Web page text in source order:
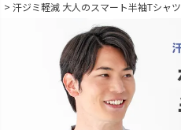
汗ジミ軽減 大人のスマート半袖Tシャツ